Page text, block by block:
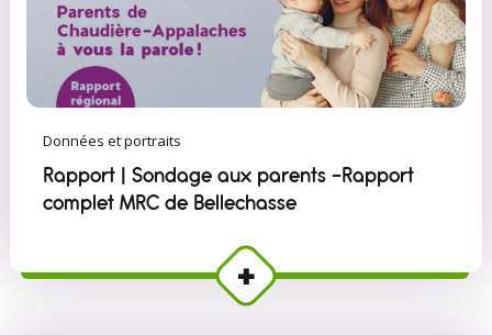
Données et portraits
Rapport | Sondage aux parents -Rapport
complet MRC de Bellechasse